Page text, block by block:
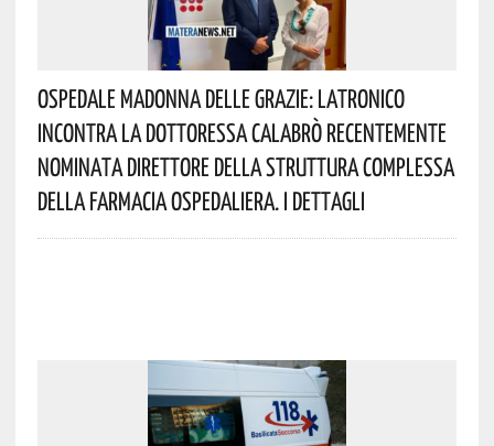
Ospedale Madonna Delle Grazie: Latronico
Incontra La Dottoressa Calabrò Recentemente
Nominata Direttore Della Struttura Complessa
Della Farmacia Ospedaliera. I Dettagli